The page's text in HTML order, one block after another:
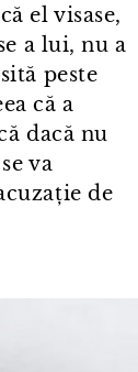
el visase,
a lui, nu a
peste
că a
dacă nu
va
de